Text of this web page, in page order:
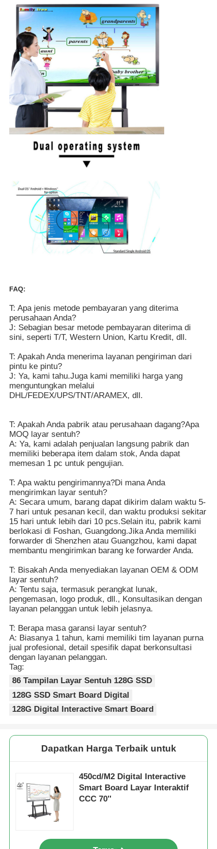
Papan Tulis Nano Cerdas
Tampilan Interaktif Ruang Rapat
Papan Cerdas Interaktif Digital
Tanda Digital Vertikal
Kios Interaktif Floor Standing
panel datar interaktif
Kios Layar Sentuh Horizontal
Papan tulis Interaktif IR
FAQ:
T: Apa jenis metode pembayaran yang diterima
perusahaan Anda?
J: Sebagian besar metode pembayaran diterima di
sini, seperti T/T, Western Union, Kartu Kredit, dll.
T: Apakah Anda menerima layanan pengiriman dari
pintu ke pintu?
J: Ya, kami tahu.Juga kami memiliki harga yang
menguntungkan melalui
DHL/FEDEX/UPS/TNT/ARAMEX, dll.
T: Apakah Anda pabrik atau perusahaan dagang?Apa
MOQ layar sentuh?
A: Ya, kami adalah penjualan langsung pabrik dan
memiliki beberapa item dalam stok, Anda dapat
memesan 1 pc untuk pengujian.
T: Apa waktu pengirimannya?Di mana Anda
mengirimkan layar sentuh?
A: Secara umum, barang dapat dikirim dalam waktu 5-
7 hari untuk pesanan kecil, dan waktu produksi sekitar
15 hari untuk lebih dari 10 pcs.Selain itu, pabrik kami
berlokasi di Foshan, Guangdong.Jika Anda memiliki
forwarder di Shenzhen atau Guangzhou, kami dapat
membantu mengirimkan barang ke forwarder Anda.
T: Bisakah Anda menyediakan layanan OEM & ODM
layar sentuh?
A: Tentu saja, termasuk perangkat lunak,
pengemasan, logo produk, dll., Konsultasikan dengan
layanan pelanggan untuk lebih jelasnya.
T: Berapa masa garansi layar sentuh?
A: Biasanya 1 tahun, kami memiliki tim layanan purna
jual profesional, detail spesifik dapat berkonsultasi
dengan layanan pelanggan.
Tag:
86 Tampilan Layar Sentuh 128G SSD
128G SSD Smart Board Digital
128G Digital Interactive Smart Board
Dapatkan Harga Terbaik untuk
450cd/M2 Digital Interactive
Smart Board Layar Interaktif
CCC 70''